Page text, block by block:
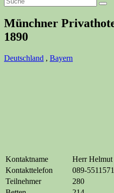
Münchner
1890
Deutschland , Bayern
Kontaktname
Herr
Kontakttelefon
089-
Teilnehmer
280